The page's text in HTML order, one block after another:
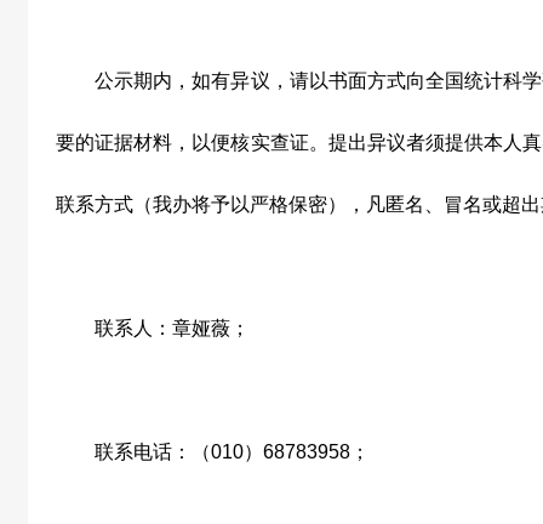
公示期内，如有异议，请以书面方式向全国统计科学
要的证据材料，以便核实查证。提出异议者须提供本人
联系方式（我办将予以严格保密），凡匿名、冒名或超
联系人：章娅薇；
联系电话：（010） 68783958 ；